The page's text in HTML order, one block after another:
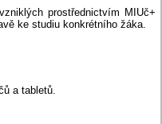
prostřednictvím MIUč+
ke studiu konkrétního žáka.
a tabletů.